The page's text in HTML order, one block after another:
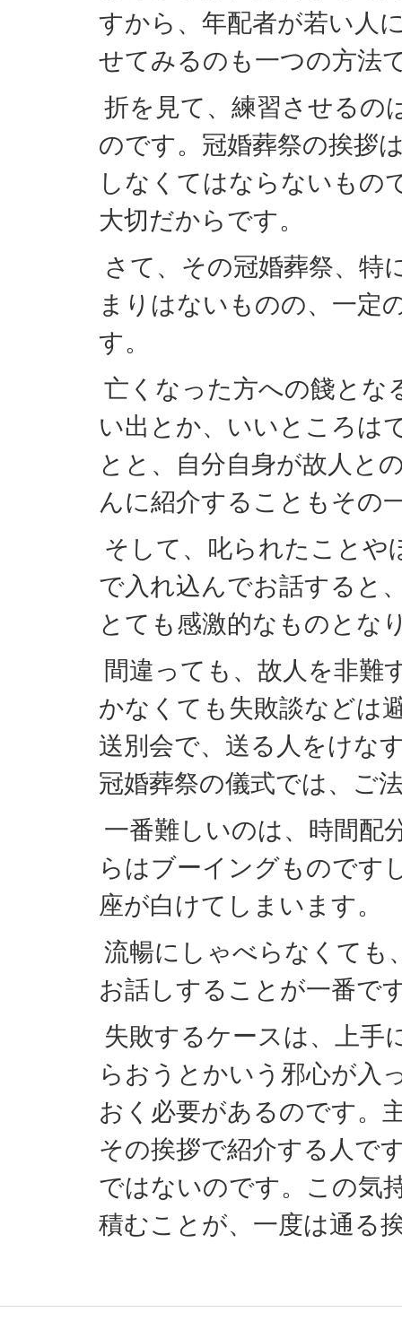
すから、年配者が若い人
せてみるのも一つの方法
折を見て、練習させるの
のです。冠婚葬祭の挨拶
しなくてはならないもの
大切だからです。
さて、その冠婚葬祭、特
まりはないものの、一定
す。
亡くなった方への餞とな
い出とか、いいところは
とと、自分自身が故人と
んに紹介することもその
そして、叱られたことや
で入れ込んでお話すると
とても感激的なものとな
間違っても、故人を非難
かなくても失敗談などは
送別会で、送る人をけな
冠婚葬祭の儀式では、ご
一番難しいのは、時間配
らはブーイングものです
座が白けてしまいます。
流暢にしゃべらなくても
お話しすることが一番で
失敗するケースは、上手
らおうとかいう邪心が入
おく必要があるのです。
その挨拶で紹介する人で
ではないのです。この気
積むことが、一度は通る